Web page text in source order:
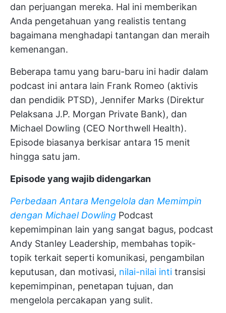
dan perjuangan mereka. Hal ini memberikan
Anda pengetahuan yang realistis tentang
bagaimana menghadapi tantangan dan meraih
kemenangan.
Beberapa tamu yang baru-baru ini hadir dalam
podcast ini antara lain Frank Romeo (aktivis
dan pendidik PTSD), Jennifer Marks (Direktur
Pelaksana J.P. Morgan Private Bank), dan
Michael Dowling (CEO Northwell Health).
Episode biasanya berkisar antara 15 menit
hingga satu jam.
Episode yang wajib didengarkan
Perbedaan Antara Mengelola dan Memimpin
dengan Michael Dowling Podcast
kepemimpinan lain yang sangat bagus, podcast
Andy Stanley Leadership, membahas topik-
topik terkait seperti komunikasi, pengambilan
keputusan, dan motivasi, nilai-nilai inti transisi
kepemimpinan, penetapan tujuan, dan
mengelola percakapan yang sulit.